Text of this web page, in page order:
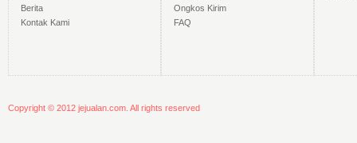
Berita
Kontak Kami
Ongkos Kirim
FAQ
Copyright © 2012 jejualan.com. All rights reserved